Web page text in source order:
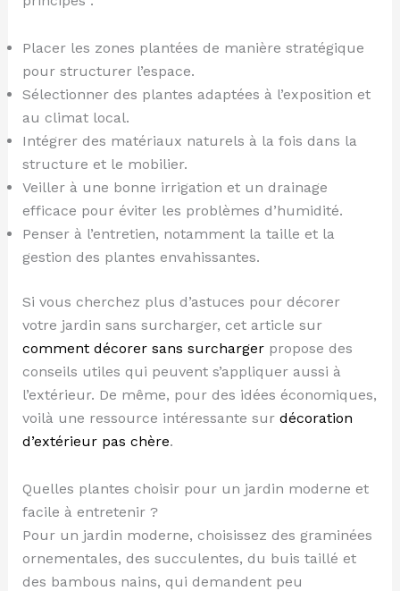
Placer les zones plantées de manière stratégique
pour structurer l’espace.
Sélectionner des plantes adaptées à l’exposition et
au climat local.
Intégrer des matériaux naturels à la fois dans la
structure et le mobilier.
Veiller à une bonne irrigation et un drainage
efficace pour éviter les problèmes d’humidité.
Penser à l’entretien, notamment la taille et la
gestion des plantes envahissantes.
Si vous cherchez plus d’astuces pour décorer
votre jardin sans surcharger, cet article sur
comment décorer sans surchargerpropose des
conseils utiles qui peuvent s’appliquer aussi à
l’extérieur. De même, pour des idées économiques,
voilà une ressource intéressante sur décoration
d’extérieur pas chère.
Quelles plantes choisir pour un jardin moderne et
facile à entretenir ?
Pour un jardin moderne, choisissez des graminées
ornementales, des succulentes, du buis taillé et
des bambous nains, qui demandent peu